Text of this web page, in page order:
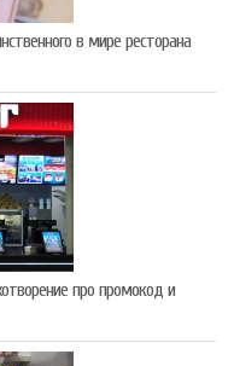
в мире ресторана
про промокод и